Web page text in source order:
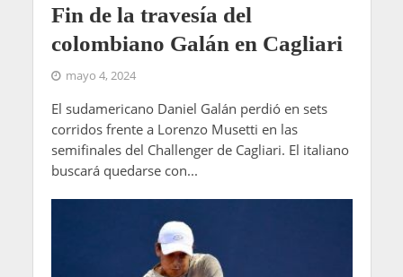
Fin de la travesía del
colombiano Galán en Cagliari
mayo 4, 2024
El sudamericano Daniel Galán perdió en sets
corridos frente a Lorenzo Musetti en las
semifinales del Challenger de Cagliari. El italiano
buscará quedarse con...